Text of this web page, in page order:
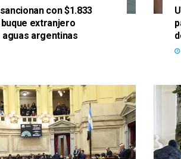
con $1.833
extranjero
argentinas